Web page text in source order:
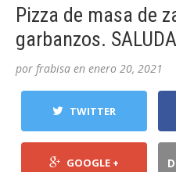
Pizza de masa de
garbanzos.
por frabisa en enero 20, 2021
TWITTER
GOOGLE +